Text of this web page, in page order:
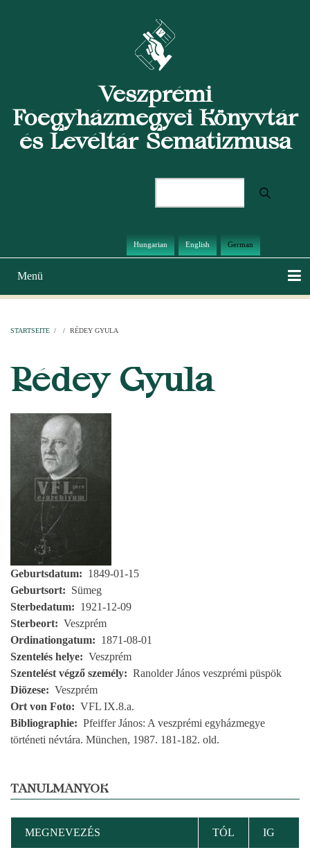
Veszprémi
Főegyházmegyei Könyvtár
és Levéltár Sematizmusa
Hungarian English German
Hauptnavigation
Menü
STARTSEITE / / RÉDEY GYULA
Rédey Gyula
Geburtsdatum
1849-01-15
Geburtsort
Sümeg
Sterbedatum
1921-12-09
Sterbeort
Veszprém
Ordinationgatum
1871-08-01
Szentelés helye
Veszprém
Szentelést végző személy
Ranolder János veszprémi püspök
Diözese
Veszprém
Ort von Foto
VFL IX.8.a.
Bibliographie
Pfeiffer János: A veszprémi egyházmegye
történeti névtára. München, 1987. 181-182. old.
TANULMÁNYOK
MEGNEVEZÉS TÓL IG